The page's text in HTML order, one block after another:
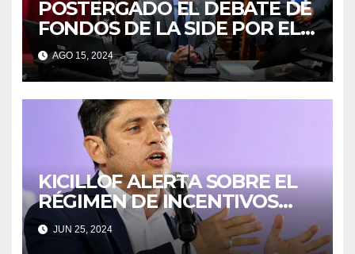
POSTERGADO EL DEBATE DE
FONDOS DE LA SIDE POR EL
OFICIALISMO
AGO 15, 2024
KICILLOF ALERTA SOBRE EL
RÉGIMEN DE INCENTIVOS
PARA GRANDES
INVERSIONES
JUN 25, 2024